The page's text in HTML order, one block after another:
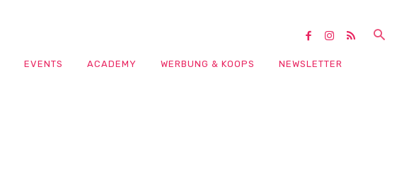
EVENTS ACADEMY WERBUNG & KOOPS NEWSLETTER